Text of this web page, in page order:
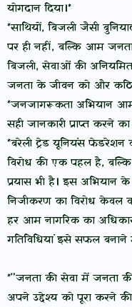
योगदान दिया।*
*साथियों, बिजली जैसी
पर ही नहीं, बल्कि आम जनता
बिजली, सेवाओं की
जनता के जीवन को और
*जनजागरूकता अभियान
सही जानकारी प्राप्त करने
*बरेली ट्रेड यूनियंस
विरोध की एक पहल है,
प्रयास भी है। इस अभियान
निजीकरण का विरोध केवल
हर आम नागरिक का
गतिविधियां इसे सफल बनाने
*"जनता की सेवा में जनता
अपने उद्देश्य को पूरा करने